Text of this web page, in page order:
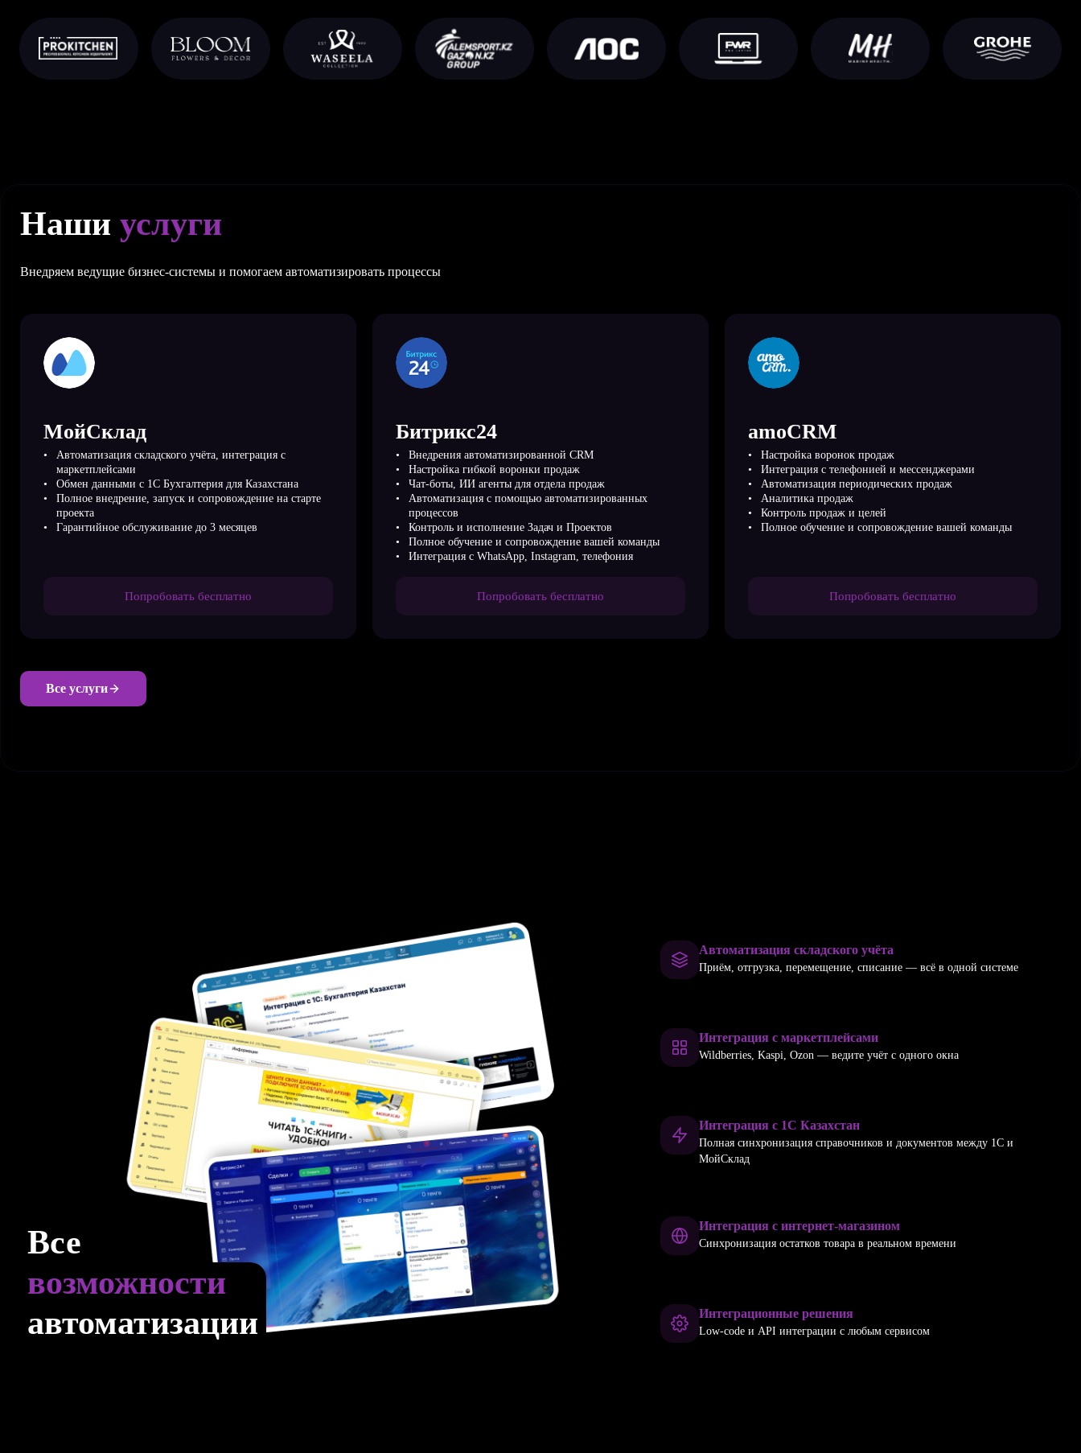
Наши услуги
Внедряем ведущие бизнес-системы и помогаем автоматизировать процессы
МойСклад
Автоматизация складского учёта, интеграция с
маркетплейсами
Обмен данными с 1С Бухгалтерия для Казахстана
Полное внедрение, запуск и сопровождение на старте
проекта
Гарантийное обслуживание до 3 месяцев
Попробовать бесплатно
Битрикс24
Внедрения автоматизированной CRM
Настройка гибкой воронки продаж
Чат-боты, ИИ агенты для отдела продаж
Автоматизация с помощью автоматизированных
процессов
Контроль и исполнение Задач и Проектов
Полное обучение и сопровождение вашей команды
Интеграция с WhatsApp, Instagram, телефония
Попробовать бесплатно
amoCRM
Настройка воронок продаж
Интеграция с телефонией и мессенджерами
Автоматизация периодических продаж
Аналитика продаж
Контроль продаж и целей
Полное обучение и сопровождение вашей команды
Попробовать бесплатно
Все услуги
Все
возможности
автоматизации
Автоматизация складского учёта
Приём, отгрузка, перемещение, списание — всё в одной системе
Интеграция с маркетплейсами
Wildberries, Kaspi, Ozon — ведите учёт с одного окна
Интеграция с 1С Казахстан
Полная синхронизация справочников и документов между 1С и
МойСклад
Интеграция с интернет-магазином
Синхронизация остатков товара в реальном времени
Интеграционные решения
Low-code и API интеграции с любым сервисом